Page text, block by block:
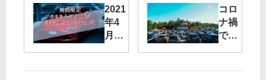
る違
反切
符、
スが
1月
1日
より
軽自
法定
2021
年4
月30
小さ
コロ
ナ禍
で注
ドラ